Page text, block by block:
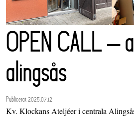
OPEN CALL –
alingsås
Publicerat 2025.07.12
Kv. Klockans Ateljéer i centrala